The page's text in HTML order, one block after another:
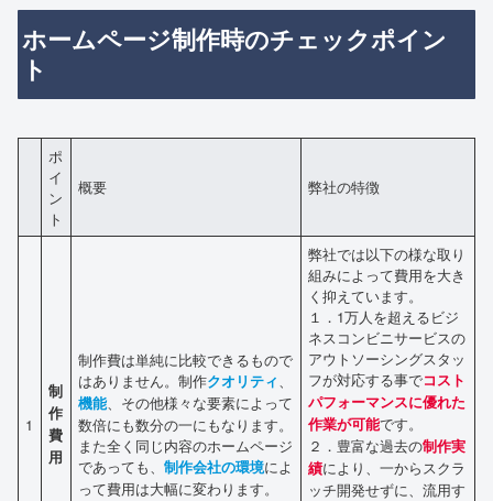
ホームページ制作時のチェックポイン
ト
ポ
イ
ン
ト
概要 弊社の特徴
1
制
作
費
用
制作費は単純に比較できるもので
はありません。制作クオリティ、
機能、その他様々な要素によって
数倍にも数分の一にもなります。
また全く同じ内容のホームページ
であっても、制作会社の環境によ
って費用は大幅に変わります。
弊社では以下の様な取り
組みによって費用を大き
く抑えています。
１．1万人を超えるビジ
ネスコンビニサービスの
アウトソーシングスタッ
フが対応する事でコスト
パフォーマンスに優れた
作業が可能です。
２．豊富な過去の制作実
績により、一からスクラ
ッチ開発せずに、流用す